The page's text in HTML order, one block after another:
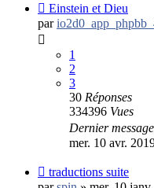
Einstein et Dieu
par
1
2
3
30 Réponses
334396 Vues
Dernier message
mer. 10 avr.
traductions suite